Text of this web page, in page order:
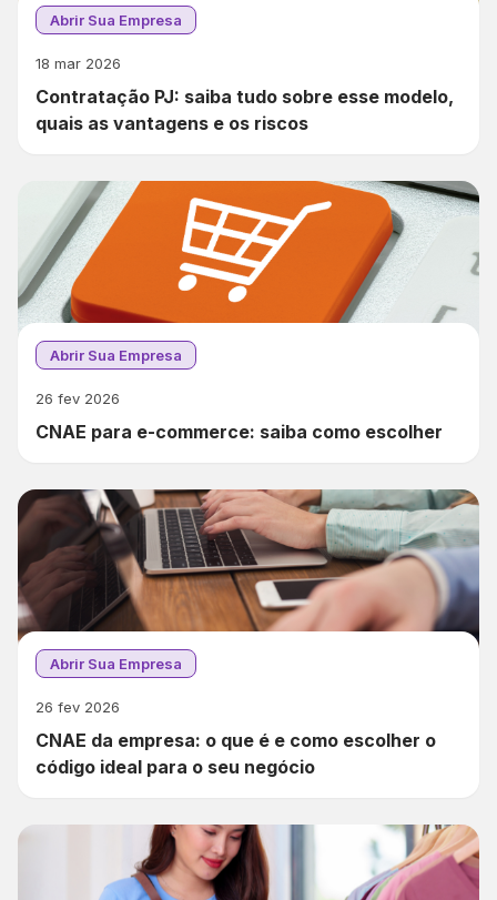
Abrir Sua Empresa
18 mar 2026
Contratação PJ: saiba tudo sobre esse modelo,
quais as vantagens e os riscos
Abrir Sua Empresa
26 fev 2026
CNAE para e-commerce: saiba como escolher
Abrir Sua Empresa
26 fev 2026
CNAE da empresa: o que é e como escolher o
código ideal para o seu negócio